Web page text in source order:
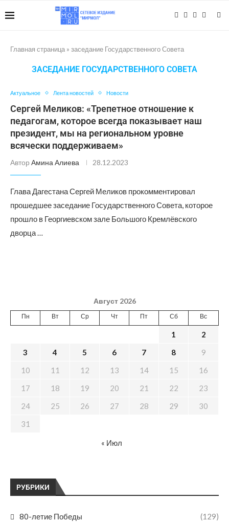
Главная страница » заседание Государственного Совета
ЗАСЕДАНИЕ ГОСУДАРСТВЕННОГО СОВЕТА
Актуальное Лента новостей Новости
Сергей Меликов: «Трепетное отношение к
педагогам, которое всегда показывает наш
президент, мы на региональном уровне
всячески поддерживаем»
Автор Амина Алиева 28.12.2023
Глава Дагестана Сергей Меликов прокомментировал
прошедшее заседание Государственного Совета, которое
прошло в Георгиевском зале Большого Кремлёвского
дворца …
РУБРИКИ
80-летие Победы (129)
Август 2026
Пн Вт Ср Чт Пт Сб Вс
1
2
3
4 5 6 7 8
9
10
11 12 13 14 15
16
17
18 19 20 21 22
23
24
25 26 27 28 29
30
31
« Июл